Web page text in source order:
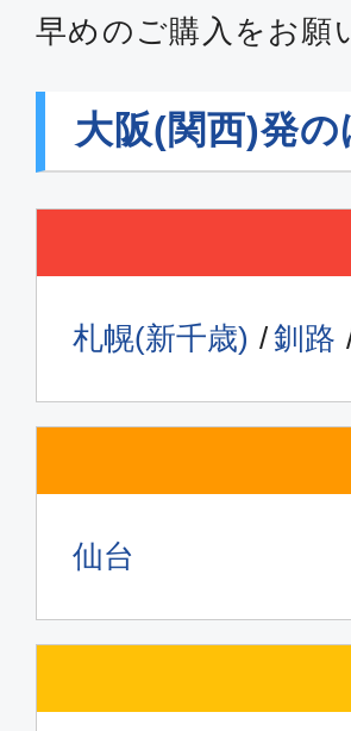
JAL228
普通席
ANA990
エコ
ANA094
大阪(
早めのご購入をお願
大阪(関西)発
札幌(新千歳) 釧路
仙台